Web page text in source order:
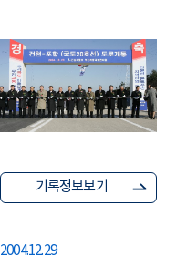
기록정보보기
2004.12.29